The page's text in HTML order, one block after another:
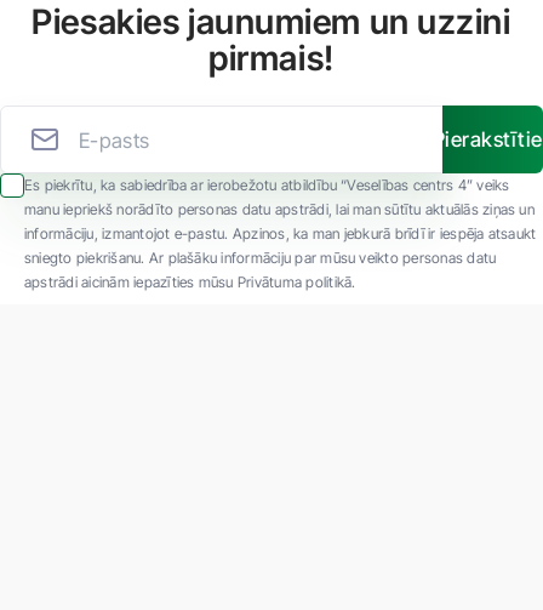
Piesakies jaunumiem un uzzini
pirmais!
Es piekrītu, ka sabiedrība ar ierobežotu atbildību “Veselības centrs 4” veiks
manu iepriekš norādīto personas datu apstrādi, lai man sūtītu aktuālās ziņas un
informāciju, izmantojot e-pastu. Apzinos, ka man jebkurā brīdī ir iespēja atsaukt
sniegto piekrišanu. Ar plašāku informāciju par mūsu veikto personas datu
apstrādi aicinām iepazīties mūsu Privātuma politikā.